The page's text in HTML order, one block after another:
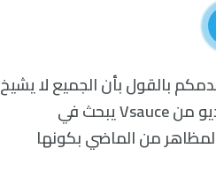
بالقول بأن الجميع لا يشيخ
بالمعدل نفسه)، لكن هل هناك أي صحة لهذه الفكرة؟ هناك فيديو من Vsauce يبحث في
من الماضي بكونها